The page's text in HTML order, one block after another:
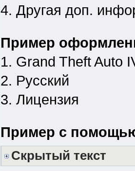
4. Другая доп.
Пример
1. Grand Theft Auto
2. Русский
3. Лицензия
Пример с
Скрытый текст